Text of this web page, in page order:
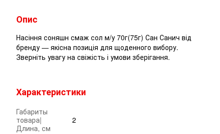
Опис
Насіння соняшн смаж сол м/у 70г(75г) Сан Санич від
бренду — якісна позиція для щоденного вибору.
Зверніть увагу на свіжість і умови зберігання.
Характеристики
Габариты
товара|
Длина, см
2